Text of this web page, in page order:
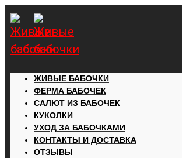
ЖИВЫЕ БАБОЧКИ
ФЕРМА БАБОЧЕК
САЛЮТ ИЗ БАБОЧЕК
КУКОЛКИ
УХОД ЗА БАБОЧКАМИ
КОНТАКТЫ И ДОСТАВКА
ОТЗЫВЫ